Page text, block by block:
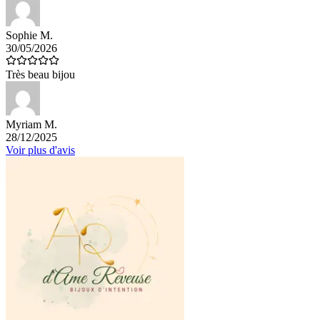
Sophie M.
30/05/2026
Très beau bijou
Myriam M.
28/12/2025
Voir plus d'avis